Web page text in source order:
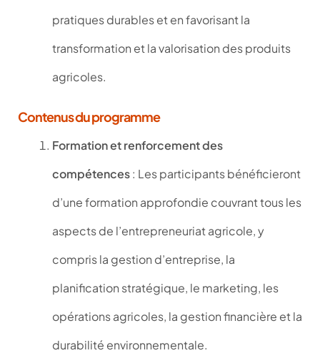
pratiques durables et en favorisant la
transformation et la valorisation des produits
agricoles.
Contenus du programme
Formation et renforcement des
compétences: Les participants bénéficieront
d’une formation approfondie couvrant tous les
aspects de l’entrepreneuriat agricole, y
compris la gestion d’entreprise, la
planification stratégique, le marketing, les
opérations agricoles, la gestion financière et la
durabilité environnementale.